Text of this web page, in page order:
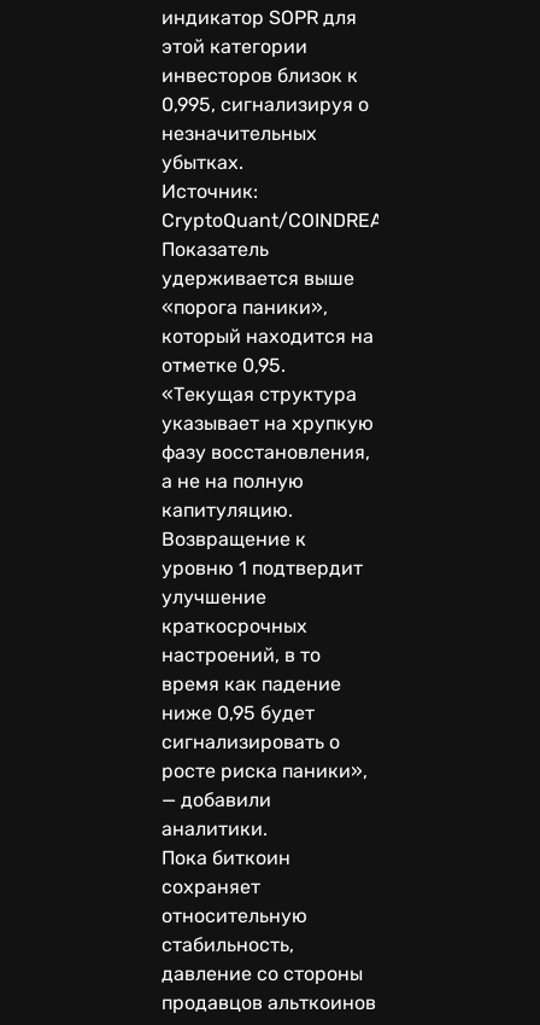
индикатор SOPR для
этой категории
инвесторов близок к
0,995, сигнализируя о
незначительных
убытках.
Источник:
CryptoQuant/COINDREAM.
Показатель
удерживается выше
«порога паники»,
который находится на
отметке 0,95.
«Текущая структура
указывает на хрупкую
фазу восстановления,
а не на полную
капитуляцию.
Возвращение к
уровню 1 подтвердит
улучшение
краткосрочных
настроений, в то
время как падение
ниже 0,95 будет
сигнализировать о
росте риска паники»,
— добавили
аналитики.
Пока биткоин
сохраняет
относительную
стабильность,
давление со стороны
продавцов альткоинов